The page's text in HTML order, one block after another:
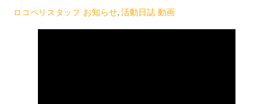
ロコペリスタッフ お知らせ,活動日誌 動画